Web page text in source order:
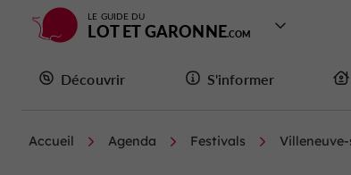
LE GUIDE DU
LOT ET GARONNE
Découvrir S'informer
Accueil Agenda Festivals